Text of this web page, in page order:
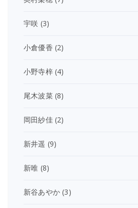
宇咲 (3)
小倉優香 (2)
小野寺梓(4)
尾木波菜(8)
岡田紗佳(2)
新井遥 (9)
新唯 (8)
新谷あやか (3)